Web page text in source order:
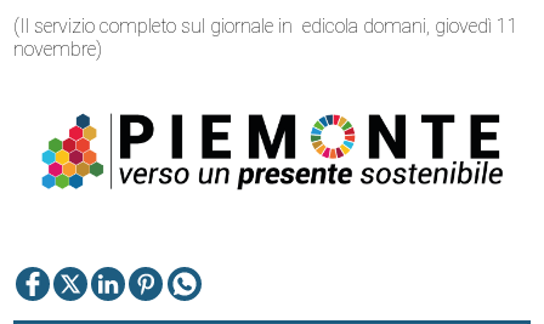
(Il servizio completo sul giornale in edicola domani, giovedì 11
novembre)